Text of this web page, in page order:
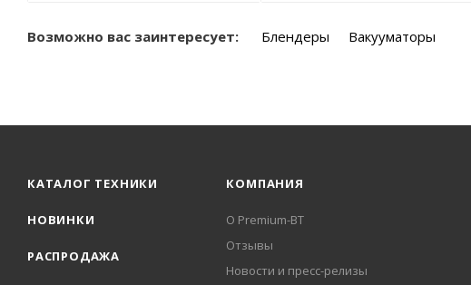
Возможно вас заинтересует: Блендеры Вакууматоры
КАТАЛОГ ТЕХНИКИ
НОВИНКИ
РАСПРОДАЖА
КОМПАНИЯ
О Premium-BT
Отзывы
Новости и пресс-релизы